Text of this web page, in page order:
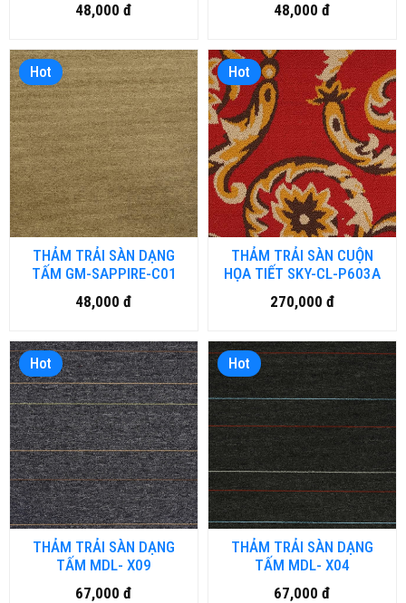
48,000 đ
48,000 đ
Hot
THẢM TRẢI SÀN DẠNG
TẤM GM-SAPPIRE-C01
48,000 đ
Hot
THẢM TRẢI SÀN CUỘN
HỌA TIẾT SKY-CL-P603A
270,000 đ
Hot
THẢM TRẢI SÀN DẠNG
TẤM MDL- X09
67,000 đ
Hot
THẢM TRẢI SÀN DẠNG
TẤM MDL- X04
67,000 đ